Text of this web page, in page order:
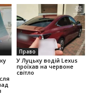
Право
У Луцьку водій Lexus
проїхав на червоне
світло